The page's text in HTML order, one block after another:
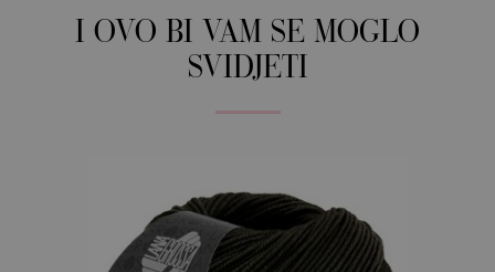
I OVO BI VAM SE MOGLO
SVIDJETI